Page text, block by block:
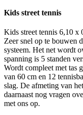
Kids street tennis
Kids street tennis 6,10 x
Zeer snel op te bouwen
systeem. Het net wordt
spanning is 5 standen
Wordt compleet met tas
van 60 cm en 12
slag. De afmeting van
daarnaast nog vragen
met ons op.